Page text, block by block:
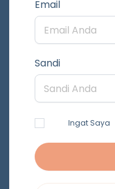
Email
Sandi
Ingat Saya